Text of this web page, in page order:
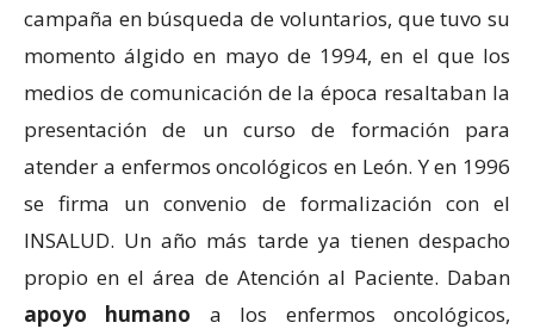
campaña en búsqueda de voluntarios, que tuvo su
momento álgido en mayo de 1994, en el que los
medios de comunicación de la época resaltaban la
presentación de un curso de formación para
atender a enfermos oncológicos en León. Y en 1996
se firma un convenio de formalización con el
INSALUD. Un año más tarde ya tienen despacho
propio en el área de Atención al Paciente. Daban
apoyo humano a los enfermos oncológicos,